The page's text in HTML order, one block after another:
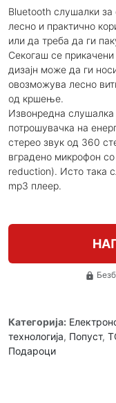
Bluetooth слушалки за
лесно и практично
или да треба да ги
Секогаш се прикачени
дизајн може да ги
овозможува лесно
од кршење.
Извонредна слушалка
потрошувачка на
стерео звук од 360
вградено микрофон со
reduction). Исто така
mp3 плеер.
lock
Категорија:
технологија, Попуст,
Подароци